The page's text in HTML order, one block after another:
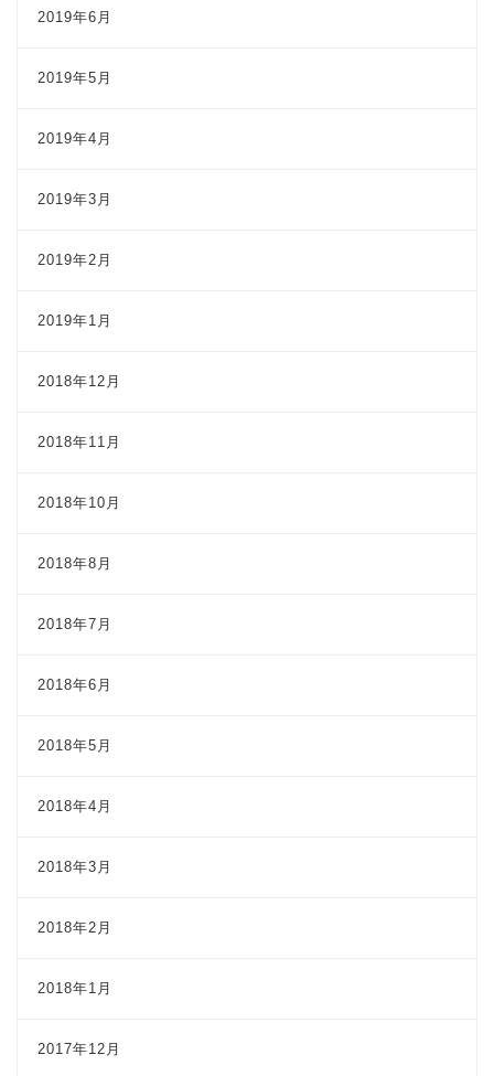
2019年6月
2019年5月
2019年4月
2019年3月
2019年2月
2019年1月
2018年12月
2018年11月
2018年10月
2018年8月
2018年7月
2018年6月
2018年5月
2018年4月
2018年3月
2018年2月
2018年1月
2017年12月